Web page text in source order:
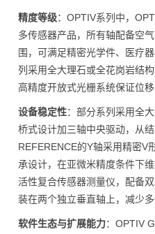
精度等级：OPTIV系列中，
多传感器产品，所有轴配备空
围，可满足精密光学件、医疗
列采用全大理石或全花岗岩结
高精度开放式光栅系统保证位移
设备稳定性：部分系列采用全
桥式设计加三轴中央驱动，从
REFERENCE的Y轴采用精密V
承设计，在亚微米精度条件下
活性复合传感器测量仪，配备
装在两个独立垂直轴上，减少
软件生态与扩展能力：OPTIV